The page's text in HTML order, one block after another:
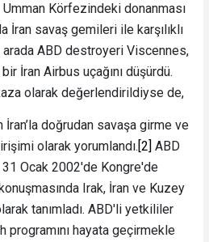
Körfezindeki donanması
İran savaş gemileri ile karşılıklı
arada ABD destroyeri Viscennes,
İran Airbus uçağını düşürdü.
olarak değerlendirildiyse de,
doğrudan savaşa girme ve
olarak yorumlandı.[2] ABD
31 Ocak 2002'de Kongre'de
konuşmasında Irak, İran ve Kuzey
tanımladı. ABD'li yetkililer
programını hayata geçirmekle